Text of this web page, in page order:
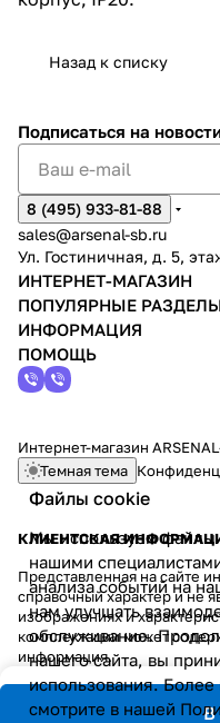
Назад к списку
В
Файлы cookie
Мы используем файлы
нашими
анализа событий на
нам улучшать
обслуживание.
нашего сайта, вы
использования.
смотрите в нашей
Подписаться на
8 (495) 933-81-88
sales@arsenal-sb.ru
Ул. Гостиничная, д. 5,
ИНТЕРНЕТ-МАГАЗИН
ПОПУЛЯРНЫЕ
ИНФОРМАЦИЯ
ПОМОЩЬ
Интернет-магазин
Темная тема
КЛИЕНТСКАЯ
Представленная на сайте
справочный характер и не
изображениях и
комплектации может
информация.